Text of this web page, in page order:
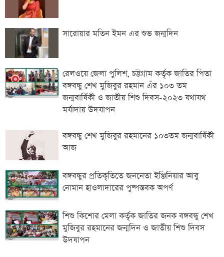
সারোয়ার মতিন ইমন এর শুভ জন্মদিন
রেলওয়ে জেলা পুলিশ, চট্টগ্রাম কর্তৃক জাতির পিতা
বঙ্গবন্ধু শেখ মুজিবুর রহমান এঁর ১০৩ তম
জন্মবার্ষিকী ও জাতীয় শিশু দিবস-২০২৩ যথাযথ
মর্যাদায় উদযাপন
বঙ্গবন্ধু শেখ মুজিবুর রহমানের ১০৩তম জন্মবার্ষিকী
আজ
বঙ্গবন্ধুর প্রতিকৃতিতে জননেতা ইঞ্জিনিয়ার আবু
নোমান হাওলাদারের পুষ্পস্তবক অপর্ণ
শিশু কিশোর মেলা কর্তৃক জাতির জনক বঙ্গবন্ধু শেখ
মুজিবুর রহমানের জন্মদিন ও জাতীয় শিশু দিবস
উদযাপন